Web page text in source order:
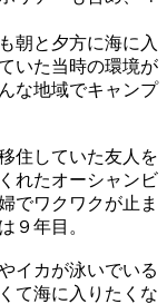
朝と夕方に海に入
いた当時の環境が
な地域でキャンプ
住していた友人を
れたオーシャンビ
でワクワクが止ま
９年目。
イカが泳いでいる
て海に入りたくな